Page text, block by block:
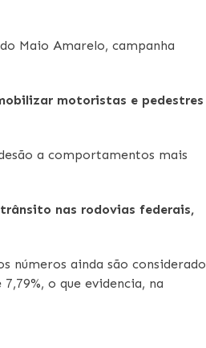
Maio Amarelo, campanha
motoristas e pedestres
a comportamentos mais
nas rodovias federais,
números ainda são
o que evidencia, na